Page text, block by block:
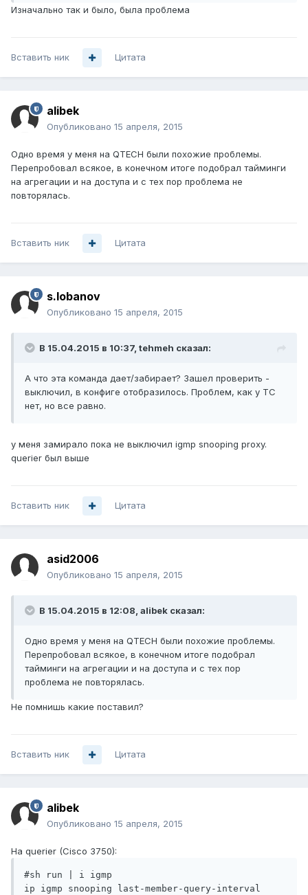
Изначально так и было, была проблема
Вставить ник Цитата
alibek
Опубликовано 15 апреля, 2015
Одно время у меня на QTECH были похожие проблемы.
Перепробовал всякое, в конечном итоге подобрал тайминги
на агрегации и на доступа и с тех пор проблема не
повторялась.
Вставить ник Цитата
s.lobanov
Опубликовано 15 апреля, 2015
В 15.04.2015 в 10:37, tehmeh сказал:
А что эта команда дает/забирает? Зашел проверить -
выключил, в конфиге отобразилось. Проблем, как у ТС
нет, но все равно.
у меня замирало пока не выключил igmp snooping proxy.
querier был выше
Вставить ник Цитата
asid2006
Опубликовано 15 апреля, 2015
В 15.04.2015 в 12:08, alibek сказал:
Одно время у меня на QTECH были похожие проблемы.
Перепробовал всякое, в конечном итоге подобрал
тайминги на агрегации и на доступа и с тех пор
проблема не повторялась.
Не помнишь какие поставил?
Вставить ник Цитата
alibek
Опубликовано 15 апреля, 2015
На querier (Cisco 3750):
#sh run | i igmp
ip igmp snooping last-member-query-interval